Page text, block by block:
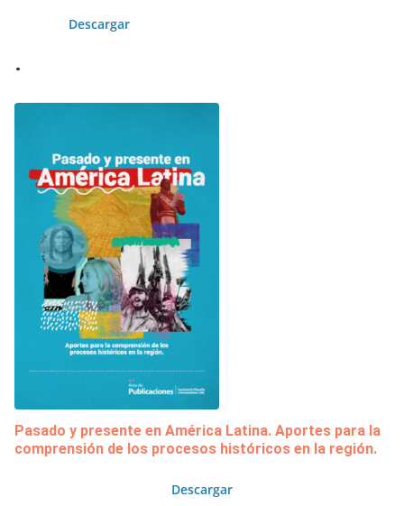
Descargar
.
Pasado y presente en América Latina. Aportes para la
comprensión de los procesos históricos en la región.
Descargar